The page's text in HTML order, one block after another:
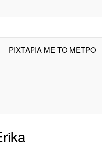
ΡΙΧΤΑΡΙΑ ΜΕ ΤΟ ΜΕΤΡΟ